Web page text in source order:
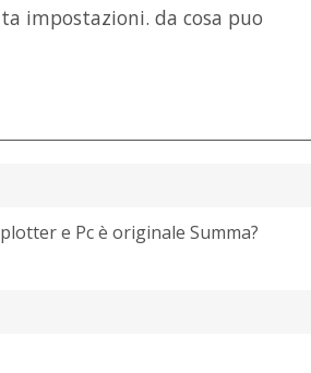
impostazioni. da cosa puo
e Pc è originale Summa?